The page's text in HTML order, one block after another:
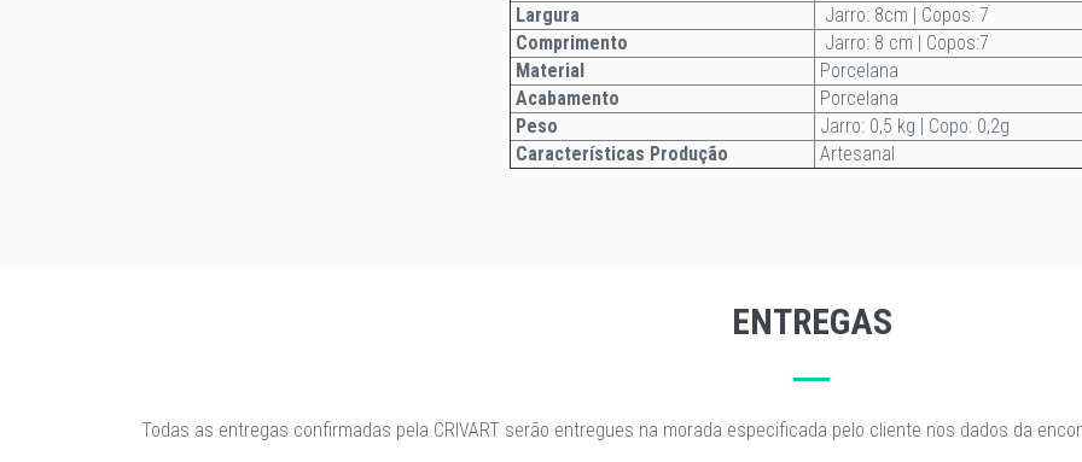
Largura
Jarro: 8cm | Copos: 7
Comprimento
Jarro: 8 cm | Copos:7
Material
Porcelana
Acabamento
Porcelana
Peso
Jarro: 0,5 kg | Copo: 0,2g
Características Produção
Artesanal
ENTREGAS
Todas as entregas confirmadas pela CRIVART serão entregues na morada especificada pelo cliente nos dados da